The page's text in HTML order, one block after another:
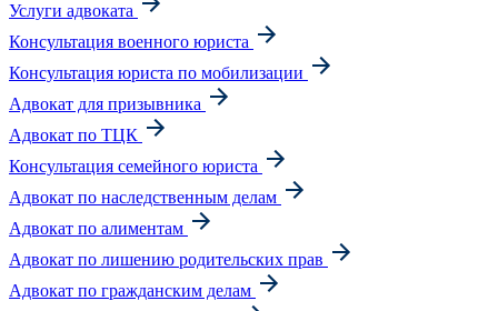
Услуги адвоката
Консультация военного юриста
Консультация юриста по мобилизации
Адвокат для призывника
Адвокат по ТЦК
Консультация семейного юриста
Адвокат по наследственным делам
Адвокат по алиментам
Адвокат по лишению родительских прав
Адвокат по гражданским делам